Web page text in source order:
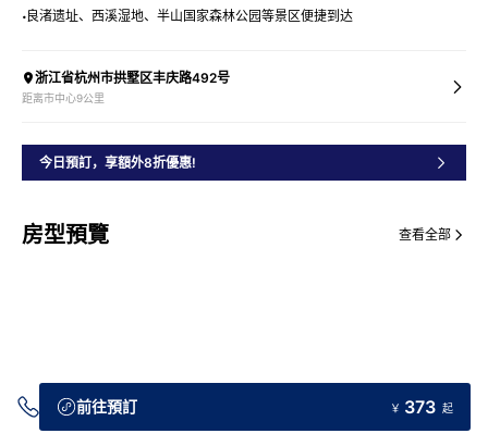
良渚遗址、西溪湿地、半山国家森林公园等景区便捷到达
浙江省杭州市拱墅区丰庆路492号
距离市中心9公里
今日預訂，享額外8折優惠!
房型預覽 查看全部
前往預訂 ￥ 373 起